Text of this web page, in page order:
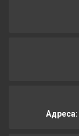
Адреса: